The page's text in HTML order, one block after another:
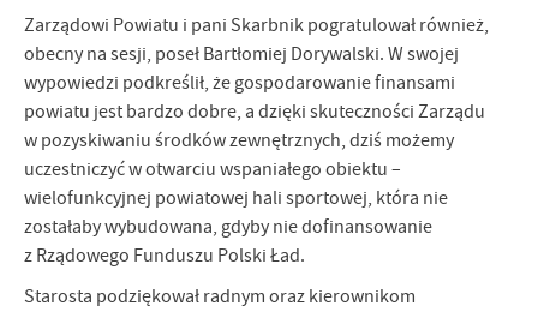
Zarządowi Powiatu i pani Skarbnik pogratulował również,
obecny na sesji, poseł Bartłomiej Dorywalski. W swojej
wypowiedzi podkreślił, że gospodarowanie finansami
powiatu jest bardzo dobre, a dzięki skuteczności Zarządu
w pozyskiwaniu środków zewnętrznych, dziś możemy
uczestniczyć w otwarciu wspaniałego obiektu –
wielofunkcyjnej powiatowej hali sportowej, która nie
zostałaby wybudowana, gdyby nie dofinansowanie
z Rządowego Funduszu Polski Ład.
Starosta podziękował radnym oraz kierownikom